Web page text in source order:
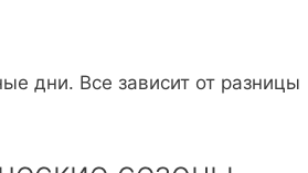
дни. Все зависит от разницы